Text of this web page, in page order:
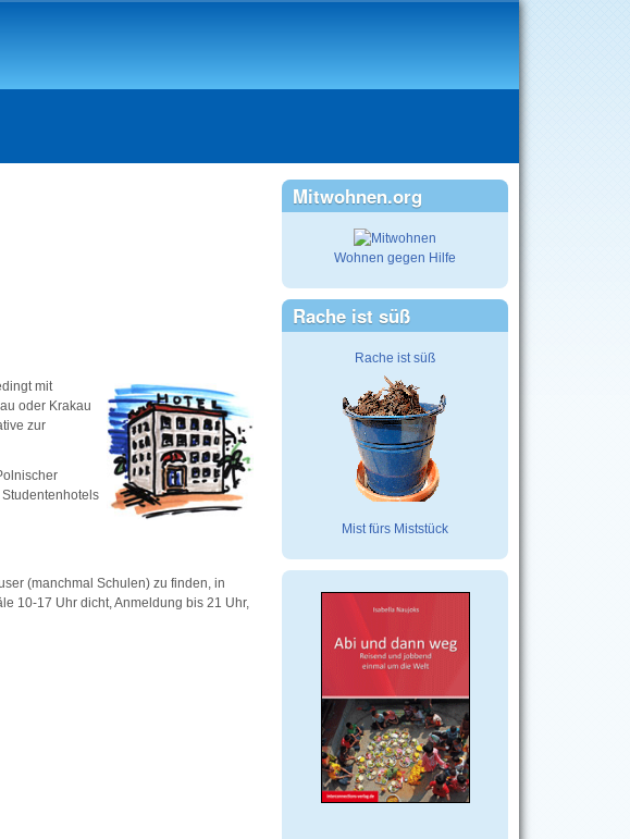
mit
oder Krakau
zur
(manchmal Schulen) zu finden, in
10-17 Uhr dicht, Anmeldung bis 21 Uhr,
Mitwohnen.org
Wohnen gegen Hilfe
Rache ist süß
Rache ist süß
Mist fürs Miststück